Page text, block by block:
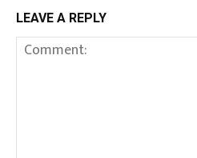
LEAVE A REPLY